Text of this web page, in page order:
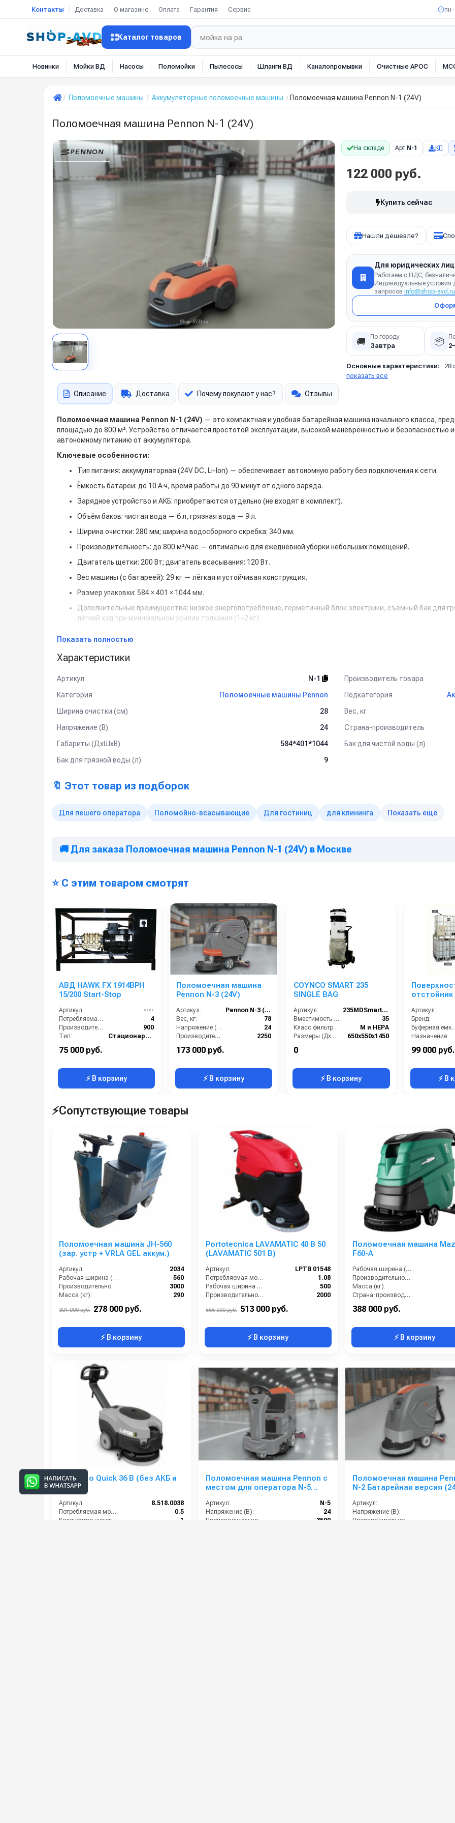
Контакты Доставка О магазине Оплата Гарантия Сервис
Каталог товаров
Новинки Мойки ВД Насосы Поломойки Пылесосы Шланги ВД Каналопромывки Очистные АРОС
Поломоечные машины Аккумуляторные поломоечные машины Поломоечная машина Pennon N-1 (24V)
Поломоечная машина Pennon N-1 (24V)
На складе Арт: N-1 КП
122 000 руб.
Купить сейчас
Нашли дешевле?
Для юридических лиц
Работаем с НДС,
Индивидуальные условия
запросов info@shop-avd.ru
🚚 По городу
Завтра 📦
Основные характеристики:
28
показать все
Описание Доставка Почему покупают у нас? Отзывы
Поломоечная машина Pennon N-1 (24V) — это компактная и удобная батарейная машина начального класса,
площадью до 800 м². Устройство отличается простотой эксплуатации, высокой манёвренностью и безопасностью
автономному питанию от аккумулятора.
Ключевые особенности:
Тип питания: аккумуляторная (24V DC, Li-Ion) — обеспечивает автономную работу без подключения к сети.
Ёмкость батареи: до 10 А·ч, время работы до 90 минут от одного заряда.
Зарядное устройство и АКБ: приобретаются отдельно (не входят в комплект).
Объём баков: чистая вода — 6 л, грязная вода — 9 л.
Ширина очистки: 280 мм; ширина водосборного скребка: 340 мм.
Производительность: до 800 м²/час — оптимально для ежедневной уборки небольших помещений.
Двигатель щетки: 200 Вт; двигатель всасывания: 120 Вт.
Вес машины (с батареей): 29 кг — лёгкая и устойчивая конструкция.
Размер упаковки: 584 × 401 × 1044 мм.
Дополнительные преимущества: низкое энергопотребление, герметичный блок электрики, съёмный бак для
лёгкий ход при минимальном усилии толкания (1–2 кг).
Переднее лезвие TC11-K3 N.84
Поломоечная машина Pennon N-1
— это надёжное и доступное решение для эффективной уборки. Благодаря
расходников и высокой манёвренности, модель идеально подходит для ежедневного использования в помещениях
Показать полностью
Характеристики
Артикул N-1 Производитель товара
Категория
Поломоечные машины Pennon Подкатегория
Ширина очистки (см)
28 Вес, кг
Напряжение (В)
24 Страна-производитель
Габариты (ДхШхВ)
584*401*1044 Бак для чистой воды (л)
Бак для грязной воды (л)
9
🔖 Этот товар из подборок
Для пешего оператора Поломойно-всасывающие Для гостиниц для клининга Показать ещё
🚚 Для заказа Поломоечная машина Pennon N-1 (24V) в Москве
⭐ С этим товаром смотрят
АВД HAWK FX 1914BPH
15/200 Start-Stop
Артикул:
----
Потребляемая мощность (кВт):
4
Производительность (л/ч):
900
Тип:
Стационарные
Страна-производитель:
Рабочее давление (бар):
75 000 руб.
⚡ В корзину
Поломоечная машина
Pennon N-3 (24V)
Артикул:
Pennon N-3 (24V)
Вес, кг:
78
Напряжение (В):
24
Производительность по площади (м2/ч):
2250
Скорость вращения щётки (об/мин):
Страна-производитель:
173 000 руб.
⚡ В корзину
COYNCO SMART 235
SINGLE BAG
Артикул:
235MDSmartSB
Вместимость бункера (л):
35
Класс фильтрации:
М и НЕРА
Размеры (ДхШхВ):
650x550х1450
0
⚡ В корзину
Артикул:
Бренд:
Буферная
Назначение:
Страна-производитель:
99 000 руб.
⚡ В
⚡Сопутствующие товары
Поломоечная машина JH-560
(зар. устр + VRLA GEL аккум.)
Артикул:
2034
Рабочая ширина (мм):
560
Производительность по площади (м2/ч):
3000
Масса (кг):
290
301 000 руб. 278 000 руб.
⚡ В корзину
Portotecnica LAVAMATIC 40 B 50
(LAVAMATIC 501 B)
Артикул:
LPTB 01548
Потребляемая мощность (кВт):
1.08
Рабочая ширина щеток (мм):
500
Производительность по площади (м2/ч):
2000
556 000 руб. 513 000 руб.
⚡ В корзину
Поломоечная машина
F60-A
Рабочая ширина (мм):
Производительность по площади (м2/ч):
Масса (кг):
Страна-производитель:
388 000 руб.
⚡ В корзину
Lavor Pro Quick 36 B (без АКБ и
З. У.)
Артикул:
8.518.0038
Потребляемая мощность (кВт):
0.5
1
Поломоечная машина Pennon с
местом для оператора N-5
Артикул:
N-5
Напряжение (В):
24
Производительность по площади (м2/ч):
3500
Поломоечная машина
N-2 Батарейная версия
Артикул:
Напряжение (В):
Производительность по площади (м2/ч):